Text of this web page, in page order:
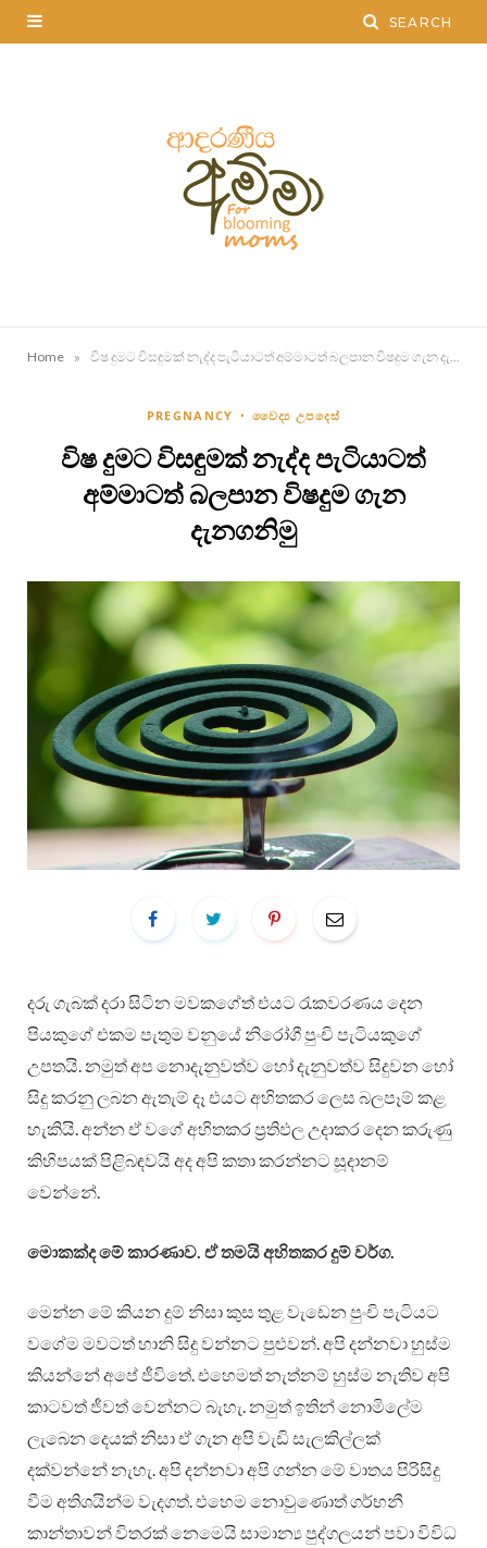
Home »
PREGNANCY වෛද්‍ය උපදෙස්
විෂ දුමට විසඳුමක් නැද්ද පැටියාටත්
අම්මාටත් බලපාන විෂදුම ගැන
දැනගනිමු
දරු ගැබක් දරා සිටින මවකගේත් එයට රැකවරණය දෙන
පියකුගේ එකම පැතුම වනුයේ නිරෝගී පුංචි පැටියකුගේ
උපතයි. නමුත් අප නොදැනුවත්ව හෝ දැනුවත්ව සිදුවන හෝ
සිදු කරනු ලබන ඇතැම් දෑ එයට අහිතකර ලෙස බලපෑම් කළ
හැකියි. අන්න ඒ වගේ අහිතකර ප්‍රතිඵල උදාකර දෙන කරුණු
කිහිපයක් පිළිබඳවයි අද අපි කතා කරන්නට සූදානම්
වෙන්නේ.
මොකක්ද මේ කාරණාව. ඒ තමයි අහිතකර දුම් වර්ග.
මෙන්න මේ කියන දුම් නිසා කුස තුළ වැඩෙන පුංචි පැටියට
වගේම මවටත් හානි සිදු වන්නට පුළුවන්. අපි දන්නවා හුස්ම
කියන්නේ අපේ ජීවිතේ. එහෙමත් නැත්නම් හුස්ම නැතිව අපි
කාටවත් ජීවත් වෙන්නට බැහැ. නමුත් ඉතින් නොමිලේම
ලැබෙන දෙයක් නිසා ඒ ගැන අපි වැඩි සැලකිල්ලක්
දක්වන්නේ නැහැ. අපි දන්නවා අපි ගන්න මේ වාතය පිරිසිදු
වීම අතිශයින්ම වැදගත්. එහෙම නොවුණොත් ගර්භනී
කාන්තාවන් විතරක් නෙමෙයි සාමාන්‍ය පුද්ගලයන් පවා විවිධ